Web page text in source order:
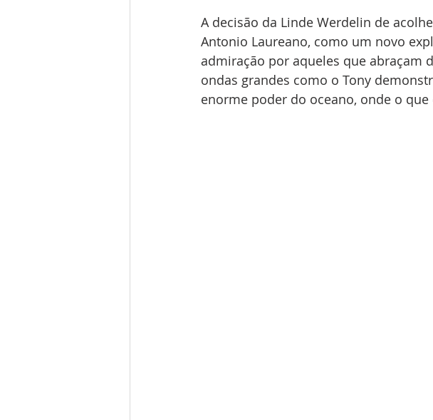
A decisão da Linde Werdelin de
Antonio Laureano, como um novo
admiração por aqueles que abraçam
ondas grandes como o Tony
enorme poder do oceano, onde o